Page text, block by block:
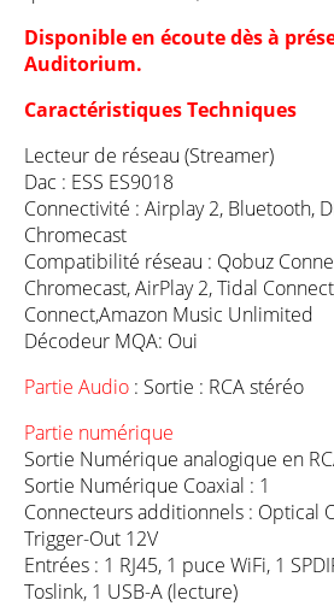
Disponible en écoute dès à
Auditorium.
Caractéristiques Techniques
Lecteur de réseau (Streamer)
Dac : ESS ES9018
Connectivité : Airplay 2, Bluetooth,
Chromecast
Compatibilité réseau : Qobuz
Chromecast, AirPlay 2, Tidal
Connect,Amazon Music Unlimited
Décodeur MQA: Oui
Partie Audio : Sortie : RCA stéréo
Partie numérique
Sortie Numérique analogique en
Sortie Numérique Coaxial : 1
Connecteurs additionnels : Optical
Trigger-Out 12V
Entrées : 1 RJ45, 1 puce WiFi, 1
Toslink, 1 USB-A (lecture)